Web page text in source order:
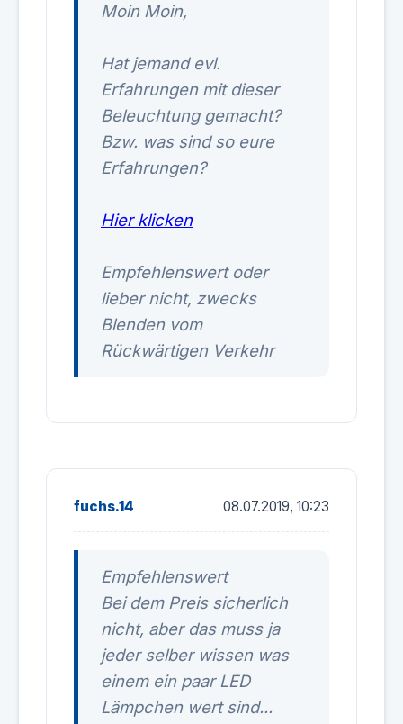
Moin Moin,
Hat jemand evl.
Erfahrungen mit dieser
Beleuchtung gemacht?
Bzw. was sind so eure
Erfahrungen?
Hier klicken
Empfehlenswert oder
lieber nicht, zwecks
Blenden vom
Rückwärtigen Verkehr
fuchs.14 08.07.2019, 10:23
Empfehlenswert
Bei dem Preis sicherlich
nicht, aber das muss ja
jeder selber wissen was
einem ein paar LED
Lämpchen wert sind...